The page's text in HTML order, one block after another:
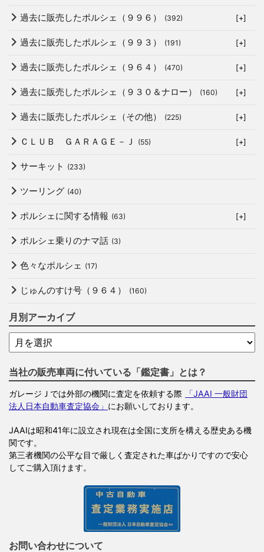
過去に販売したポルシェ（９９６） (392) [+]
過去に販売したポルシェ（９９３） (191) [+]
過去に販売したポルシェ（９６４） (470) [+]
過去に販売したポルシェ（９３０＆ナロー） (160) [+]
過去に販売したポルシェ（その他） (225) [+]
ＣＬＵＢ ＧＡＲＡＧＥ－Ｊ (55) [+]
サーキット (233)
ツーリング (40)
ポルシェに関する情報 (63) [+]
ポルシェ乗りのナマ話 (3)
色々なポルシェ (17)
じゅんのすけ号（９６４） (160)
月別アーカイブ
当社の販売車両に付いている「鑑定書」とは？
ガレージＪでは外部の機関に査定を依頼する際
「JAAI 一般財団
法人日本自動車査定協会」 にお願いしております。
JAAIは昭和41年に設立され現在は全国に支所を構える歴史ある機
関です。
第三者機関の公平な目で厳しく査定された車ばかりですので安心
してご購入頂けます。
お問い合わせについて